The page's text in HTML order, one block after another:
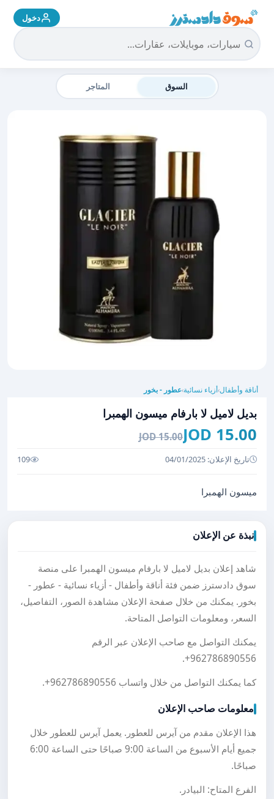
سوق دادسترز الرئيسية دخول
السوق المتاجر
أناقة وأطفال›أزياء نسائية›عطور - بخور
بديل لاميل لا بارفام ميسون الهمبرا
15.00 JOD
15.00 JOD
تاريخ الإعلان: 04/01/2025 109
ميسون الهمبرا
نبذة عن الإعلان
شاهد إعلان بديل لاميل لا بارفام ميسون الهمبرا على منصة
سوق دادسترز ضمن فئة أناقة وأطفال - أزياء نسائية - عطور -
بخور. يمكنك من خلال صفحة الإعلان مشاهدة الصور، التفاصيل،
السعر، ومعلومات التواصل المتاحة.
يمكنك التواصل مع صاحب الإعلان عبر الرقم
+962786890556
.
كما يمكنك التواصل من خلال واتساب +962786890556
.
معلومات صاحب الإعلان
هذا الإعلان مقدم من آيرس للعطور. يعمل آيرس للعطور خلال
جميع أيام الأسبوع من الساعة 9:00 صباحًا حتى الساعة 6:00
صباحًا.
الفرع المتاح: البيادر.